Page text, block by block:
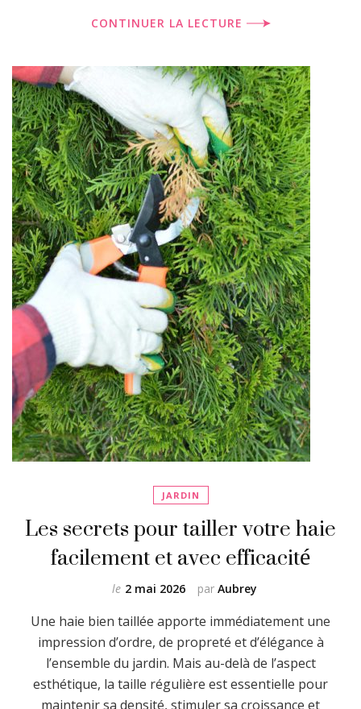
CONTINUER LA LECTURE
JARDIN
Les secrets pour tailler votre haie
facilement et avec efficacité
par Aubrey
le 2 mai 2026
Une haie bien taillée apporte immédiatement une
impression d’ordre, de propreté et d’élégance à
l’ensemble du jardin. Mais au-delà de l’aspect
esthétique, la taille régulière est essentielle pour
maintenir sa densité, stimuler sa croissance et